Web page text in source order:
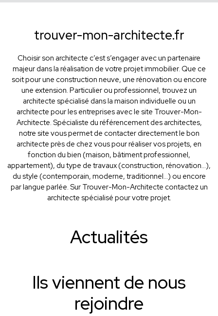
trouver-mon-architecte.fr
Choisir son architecte c’est s’engager avec un partenaire
majeur dans la réalisation de votre projet immobilier. Que ce
soit pour une construction neuve, une rénovation ou encore
une extension. Particulier ou professionnel, trouvez un
architecte spécialisé dans la maison individuelle ou un
architecte pour les entreprises avec le site Trouver-Mon-
Architecte. Spécialiste du référencement des architectes,
notre site vous permet de contacter directement le bon
architecte près de chez vous pour réaliser vos projets, en
fonction du bien (maison, bâtiment professionnel,
appartement), du type de travaux (construction, rénovation...),
du style (contemporain, moderne, traditionnel...) ou encore
par langue parlée. Sur Trouver-Mon-Architecte contactez un
architecte spécialisé pour votre projet.
Actualités
Ils viennent de nous
rejoindre